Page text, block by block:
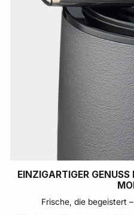
EINZIGARTIGER
Frische, die begeistert